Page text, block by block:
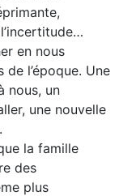
en nous
l’époque. Une
nous, un
une nouvelle
la famille
des
plus